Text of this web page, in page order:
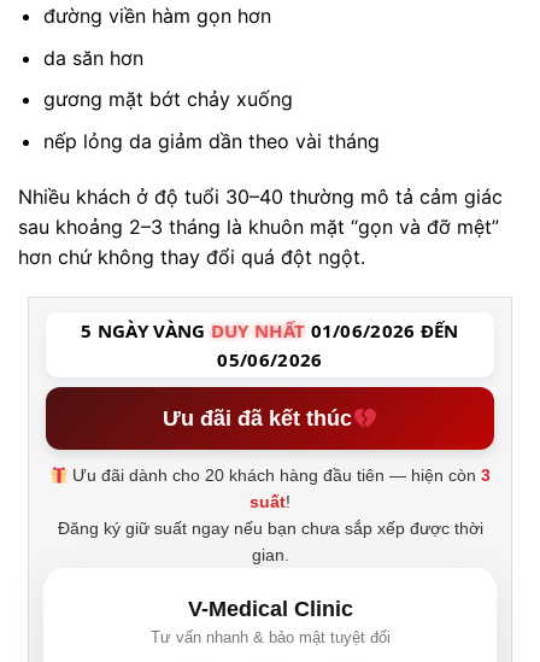
đường viền hàm gọn hơn
da săn hơn
gương mặt bớt chảy xuống
nếp lỏng da giảm dần theo vài tháng
Nhiều khách ở độ tuổi 30–40 thường mô tả cảm giác
sau khoảng 2–3 tháng là khuôn mặt “gọn và đỡ mệt”
hơn chứ không thay đổi quá đột ngột.
5 NGÀY VÀNG DUY NHẤT 01/06/2026 ĐẾN
05/06/2026
Ưu đãi đã kết thúc
Ưu đãi dành cho 20 khách hàng đầu tiên — hiện còn3
suất!
Đăng ký giữ suất ngay nếu bạn chưa sắp xếp được thời
gian.
V-Medical Clinic
Tư vấn nhanh & bảo mật tuyệt đối